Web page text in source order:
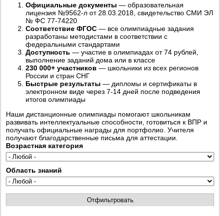
Официальные документы — образовательная
лицензия №9562-л от 28.03.2018, свидетельство СМИ ЭЛ
№ ФС 77-74220
Соответствие ФГОС — все олимпиадные задания
разработаны методистами в соответствии с
федеральными стандартами
Доступность — участие в олимпиадах от 74 рублей,
выполнение заданий дома или в классе
230 000+ участников — школьники из всех регионов
России и стран СНГ
Быстрые результаты — дипломы и сертификаты в
электронном виде через 7-14 дней после подведения
итогов олимпиады
Наши дистанционные олимпиады помогают школьникам
развивать интеллектуальные способности, готовиться к ВПР и
получать официальные награды для портфолио. Учителя
получают благодарственные письма для аттестации.
Возрастная категория
Область знаний